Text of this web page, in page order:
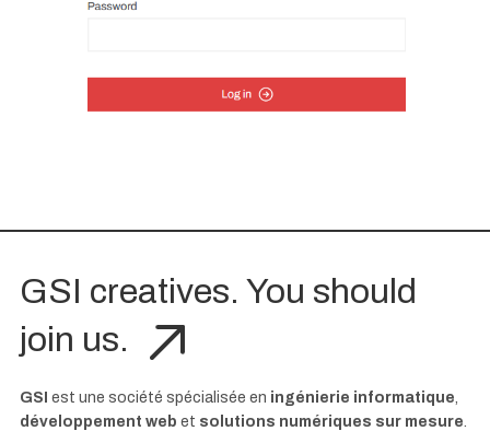
GSI creatives. You should
join us.
GSI est une société spécialisée en ingénierie informatique
développement web et solutions numériques sur mesure